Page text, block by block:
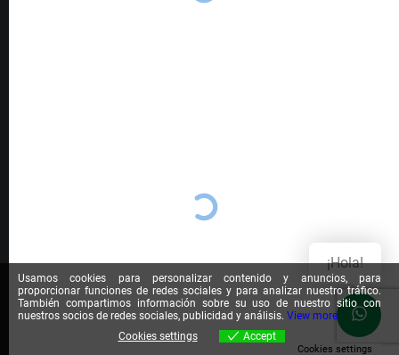
Usamos cookies para personalizar contenido y anuncios, para
proporcionar funciones de redes sociales y para analizar nuestro tráfico.
También compartimos información sobre su uso de nuestro sitio con
nuestros socios de redes sociales, publicidad y análisis. View more
Cookies settings
Accept
Cookies settings
¡Hola!